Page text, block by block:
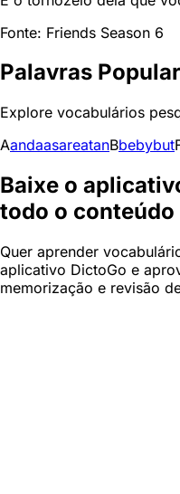
Fonte: Friends Season 6
Palavras
Explore vocabulários
AandaasareatanBbebybut
Baixe o
todo o conteúdo
Quer aprender
aplicativo DictoGo e
memorização e revisão